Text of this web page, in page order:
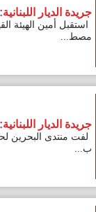
اللبنانية: حمدان
الهيئة القيادية في
اللبنانية: منتدى
لحقوق